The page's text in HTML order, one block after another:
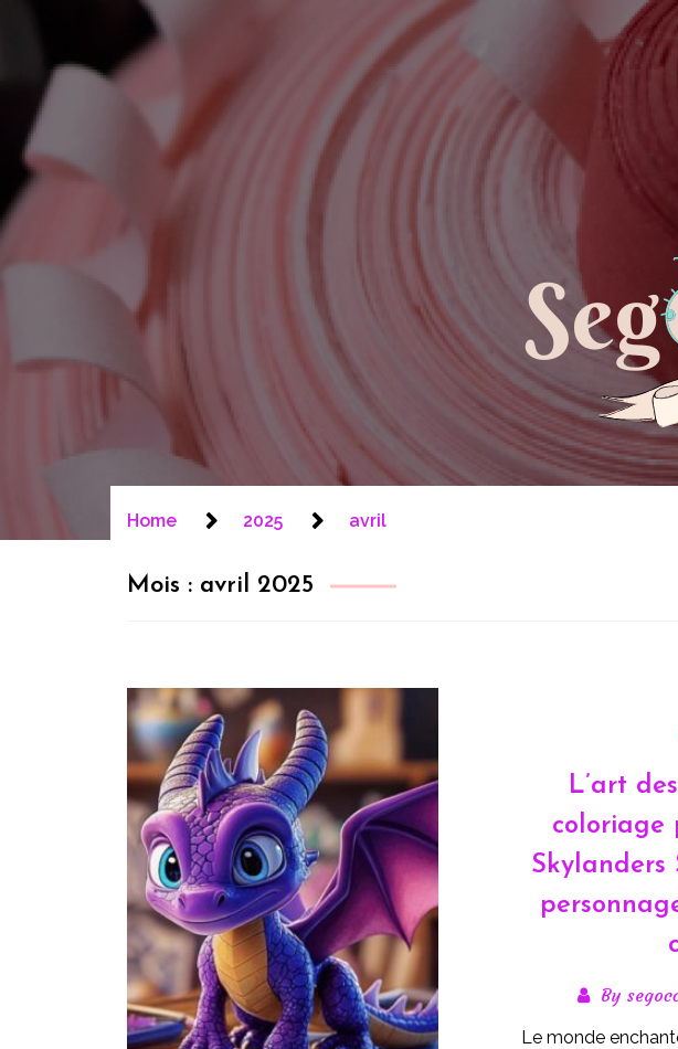
Segoccinelle
Blog astuce DIY
Home 2025 avril
Mois : avril 2025
L’art
coloriage
Skylanders
By
Le monde